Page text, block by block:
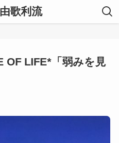
歌利流
OF LIFE*「弱みを見